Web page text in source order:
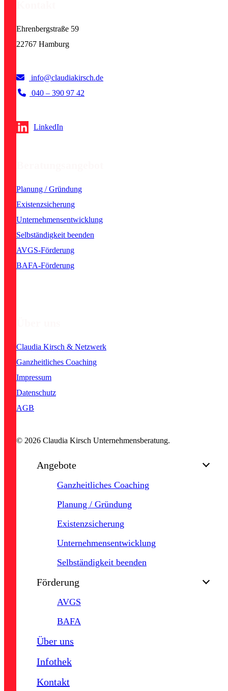
Ehrenbergstraße 59
22767 Hamburg
info@claudiakirsch.de
040 – 390 97 42
LinkedIn
Planung / Gründung
Existenzsicherung
Unternehmensentwicklung
Selbständigkeit beenden
AVGS-Förderung
BAFA-Förderung
Claudia Kirsch & Netzwerk
Ganzheitliches Coaching
Impressum
Datenschutz
AGB
© 2026 Claudia Kirsch Unternehmensberatung.
Angebote
Ganzheitliches Coaching
Planung / Gründung
Existenzsicherung
Unternehmensentwicklung
Selbständigkeit beenden
Förderung
AVGS
BAFA
Über uns
Infothek
Kontakt